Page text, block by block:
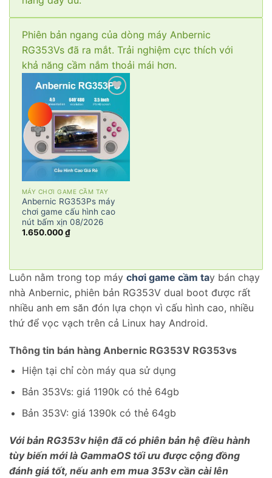
Phiên bản ngang của dòng máy Anbernic
RG353Vs đã ra mắt. Trải nghiệm cực thích với
khả năng cầm nắm thoải mái hơn.
Add to
wishlist
MÁY CHƠI GAME CẦM TAY
Anbernic RG353Ps máy
chơi game cấu hình cao
nút bấm xịn 08/2026
1.650.000₫
Luôn nằm trong top máy chơi game cầm tay bán chạy
nhà Anbernic, phiên bản RG353V dual boot được rất
nhiều anh em săn đón lựa chọn vì cấu hình cao, nhiều
thứ để vọc vạch trên cả Linux hay Android.
Thông tin bán hàng Anbernic RG353V RG353vs
Hiện tại chỉ còn máy qua sử dụng
Bản 353Vs: giá 1190k có thẻ 64gb
Bản 353V: giá 1390k có thẻ 64gb
Với bản RG353v hiện đã có phiên bản hệ điều hành
tùy biến mới là GammaOS tối ưu được cộng đồng
đánh giá tốt, nếu anh em mua 353v cần cài lên